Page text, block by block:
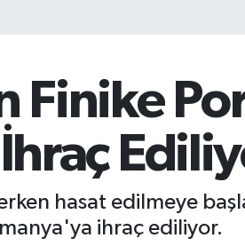
Finike
hasat edilmeye
ihraç ediliyor.